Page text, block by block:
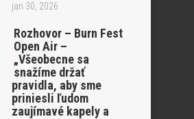
jan 30, 2026
Rozhovor – Burn Fest
Open Air –
„Všeobecne sa
snažíme držať
pravidla, aby sme
priniesli ľudom
zaujímavé kapely a